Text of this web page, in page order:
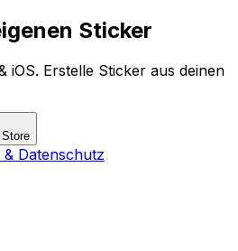
Sticker
iOS. Erstelle Sticker aus deinen
& Datenschutz